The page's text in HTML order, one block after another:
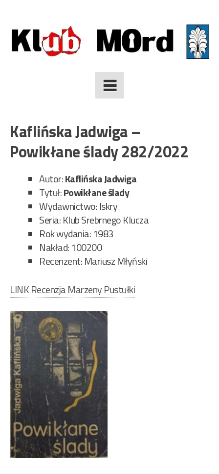
to
content
Kaflińska Jadwiga –
Powikłane ślady 282/2022
Autor:Kaflińska Jadwiga
Tytuł:Powikłane ślady
Wydawnictwo: Iskry
Seria: Klub Srebrnego Klucza
Rok wydania: 1983
Nakład: 100200
Recenzent: Mariusz Młyński
LINK Recenzja Marzeny Pustułki